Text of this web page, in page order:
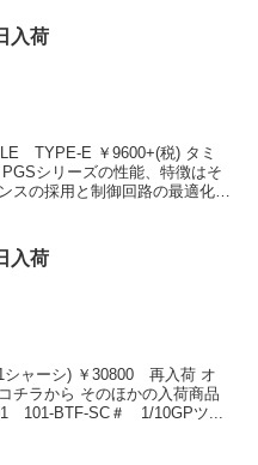
入荷
TYPE-E ￥9600+(税) タミ
シリーズの性能、特徴はそ
スの採用と制御回路の最適化に
入荷
ャーシ) ￥30800 再入荷 オ
チラから そのほかの入荷商品
101-BTF-SC＃ 1/10GPツ...